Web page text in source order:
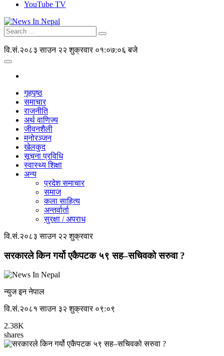
YouTube TV
वि.सं.२०८३ साउन २२ शुक्रवार ०१:०७:०६ बजे
गृहपृष्ठ
समाचार
राजनीति
अर्थ वाणिज्य
जीवनशैली
मनोरञ्जन
खेलकुद
सूचना प्रविधि
स्वास्थ्य शिक्षा
अन्य
प्रदेश समाचार
समाज
कला साहित्य
अन्तर्वार्ता
सुरक्षा / अपराध
वि.सं.२०८३ साउन २२ शुक्रवार
सरकारले किन गर्यो एकैपटक ५९ सह–सचिवको सरुवा ?
न्युज इन नेपाल
वि.सं.२०८१ साउन ३२ शुक्रवार ०९:०९
2.38K
shares